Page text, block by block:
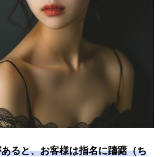
ると、お客様は指名に躊躇（ち